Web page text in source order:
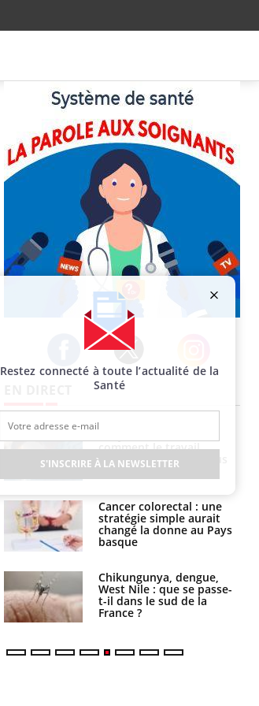
Facebook Twitter Instagram
comment le travail
empiète de plus en plus
sur nos soirées
Cancer colorectal : une
stratégie simple aurait
changé la donne au Pays
basque
Chikungunya, dengue,
West Nile : que se passe-
t-il dans le sud de la
France ?
Restez connecté à toute l’actualité de la
Santé
S'INSCRIRE À LA NEWSLETTER